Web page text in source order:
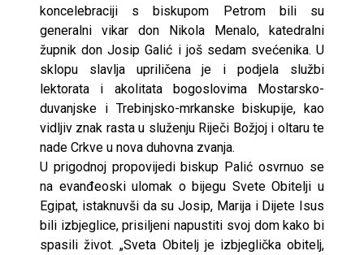
koncelebraciji s biskupom Petrom bili su
generalni vikar don Nikola Menalo, katedralni
župnik don Josip Galić i još sedam svećenika. U
sklopu slavlja upriličena je i podjela službi
lektorata i akolitata bogoslovima Mostarsko-
duvanjske i Trebinjsko-mrkanske biskupije, kao
vidljiv znak rasta u služenju Riječi Božjoj i oltaru te
nade Crkve u nova duhovna zvanja.
U prigodnoj propovijedi biskup Palić osvrnuo se
na evanđeoski ulomak o bijegu Svete Obitelji u
Egipat, istaknuvši da su Josip, Marija i Dijete Isus
bili izbjeglice, prisiljeni napustiti svoj dom kako bi
spasili život. „Sveta Obitelj je izbjeglička obitelj,